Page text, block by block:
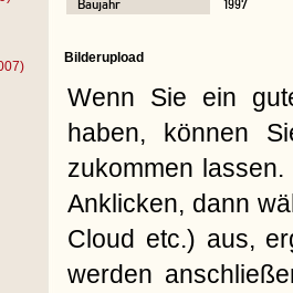
Baujahr
1997
Bilderupload
Wenn Sie ein
haben, können
zukommen
Anklicken, dann
Cloud etc.) aus,
werden